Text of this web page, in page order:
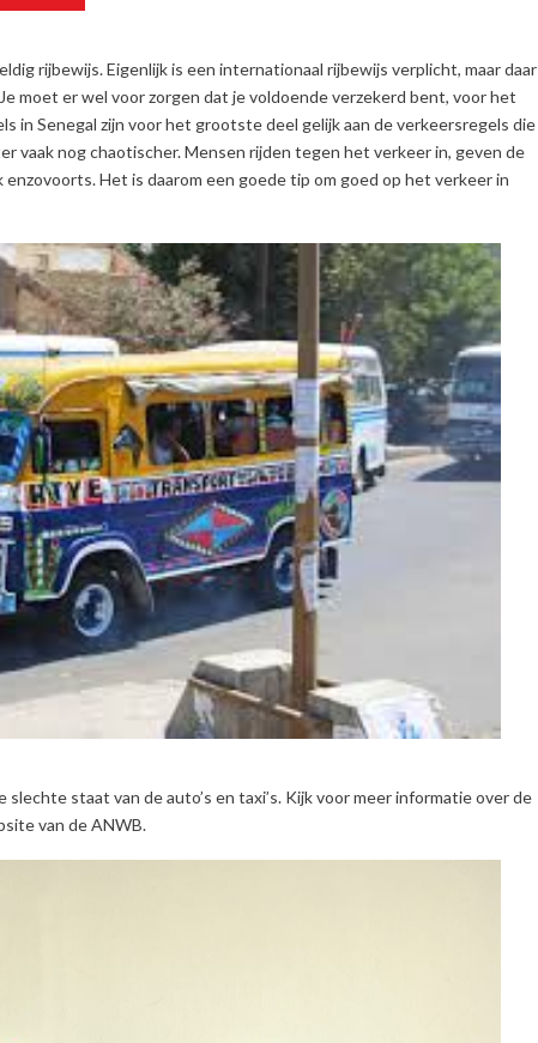
rijbewijs. Eigenlijk is een internationaal rijbewijs verplicht, maar daar
moet er wel voor zorgen dat je voldoende verzekerd bent, voor het
in Senegal zijn voor het grootste deel gelijk aan de verkeersregels die
vaak nog chaotischer. Mensen rijden tegen het verkeer in, geven de
Het is daarom een goede tip om goed op het verkeer in
staat van de auto’s en taxi’s. Kijk voor meer informatie over de
van de ANWB.